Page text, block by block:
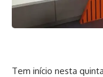
Tem início nesta